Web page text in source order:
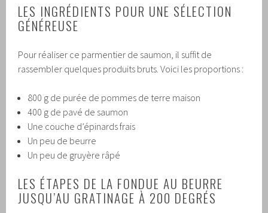
LES INGRÉDIENTS POUR UNE SÉLECTION
GÉNÉREUSE
Pour réaliser ce parmentier de saumon, il suffit de
rassembler quelques produits bruts. Voici les proportions :
800 g de purée de pommes de terre maison
400 g de pavé de saumon
Une couche d’épinards frais
Un peu de beurre
Un peu de gruyère râpé
LES ÉTAPES DE LA FONDUE AU BEURRE
JUSQU’AU GRATINAGE À 200 DEGRÉS